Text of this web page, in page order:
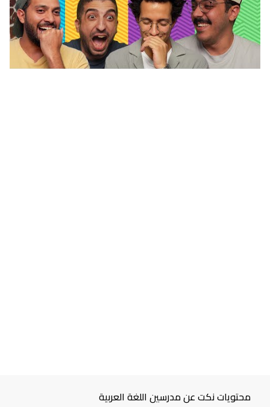
محتويات نكت عن مدرسين اللغة العربية